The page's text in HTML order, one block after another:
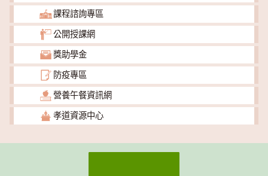
課程諮詢專區
公開授課網
獎助學金
防疫專區
營養午餐資訊網
孝道資源中心